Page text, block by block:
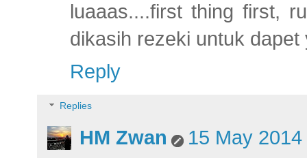
luaaas....first thing first,
dikasih rezeki untuk
Reply
Replies
HM Zwan
15 May